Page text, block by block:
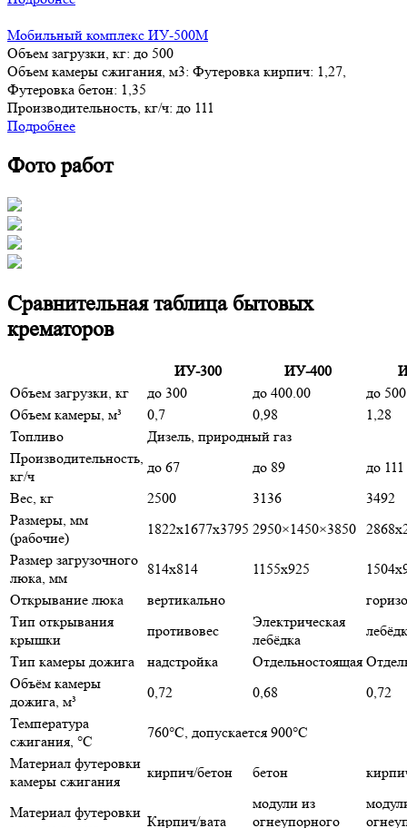
Мобильный комплекс ИУ-500М
Объем загрузки, кг: до 500
Объем камеры сжигания, м3: Футеровка кирпич: 1,27,
Футеровка бетон: 1,35
Производительность, кг/ч: до 111
Подробнее
Фото работ
Сравнительная таблица бытовых
крематоров
ИУ-300 ИУ-400
Объем загрузки, кг
до 300 до 400.00
до
Объем камеры, м³
0,7 0,98
1,28
Топливо
Дизель, природный газ
Производительность,
кг/ч
до 67 до 89
до 111
Вес, кг
2500 3136
3492
Размеры, мм
(рабочие)
1822х1677х3795 2950×1450×3850
Размер загрузочного
люка, мм
814х814 1155х925
Открывание люка
вертикально
Тип открывания
крышки
противовес
Электрическая
лебёдка
Тип камеры дожига
надстройка Отдельностоящая
Объём камеры
дожига, м³
0,72 0,68
0,72
Температура
сжигания, °C
760°С, допускается 900°С
Материал футеровки
камеры сжигания
кирпич/бетон бетон
Материал футеровки
Кирпич/вата
модули из
огнеупорного